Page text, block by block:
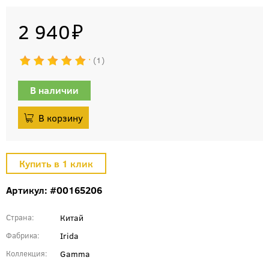
2 940
1
В наличии
Артикул: #00165206
Страна Китай
Фабрика Irida
Коллекция Gamma